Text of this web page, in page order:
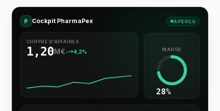
P Cockpit PharmaPex APERÇU
CHIFFRE D'AFFAIRES
1,20M€ +4,2%
MARGE
28%